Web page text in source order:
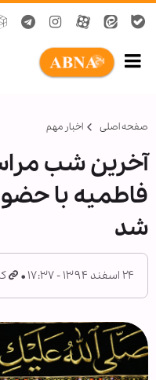
صفحه اصلی اخبار مهم
آخرین شب
فاطمیه با
شد
۲۴ اسفند ۱۳۹۴ - ۱۷:۳۷